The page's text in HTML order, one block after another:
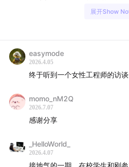
堆砌和复杂流程的年代，
在这期节目中，Jean 将带我们
用户的纯粹时代。你将听到：一
8 个移动平台？为什么那一美元
的？当扎克伯格走进会议室宣布
师们在想什么？此外，Jean 还
程师不一定能晋升？经理在绩效
色？无论你是开发者、产品经理
展开Show
easymode
2026.4.05
终于听到一个女性工程师的访
momo_nM2Q
2026.7.07
感谢分享
_HelloWorld_
2026.4.07
接地气的一期，在校学生和刚